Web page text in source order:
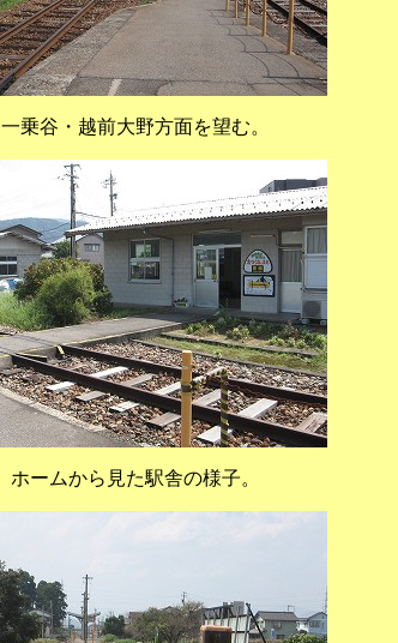
一乗谷・越前大野方面を望む。
ホームから見た駅舎の様子。